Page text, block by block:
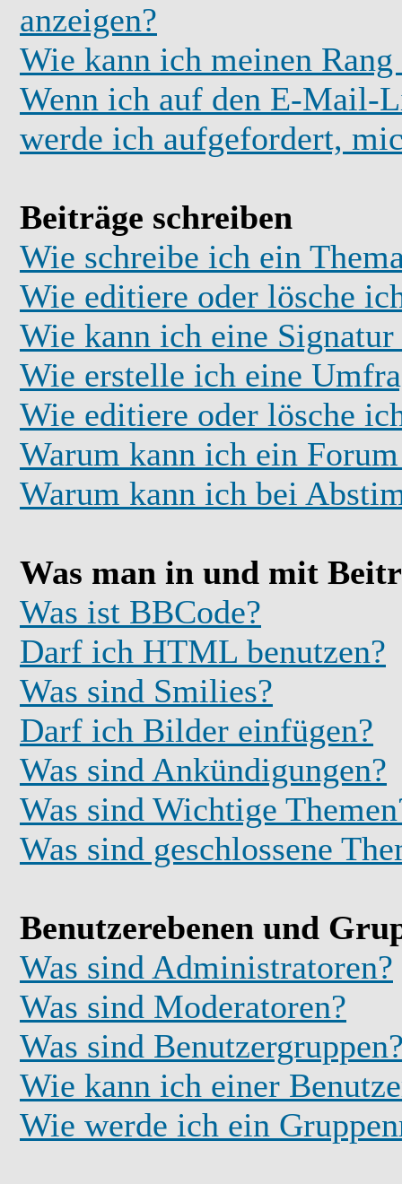
anzeigen?
Wie kann ich meinen Rang
Wenn ich auf den E-Mail-
werde ich aufgefordert,
Beiträge schreiben
Wie schreibe ich ein
Wie editiere oder lösche
Wie kann ich eine Signatur
Wie erstelle ich eine
Wie editiere oder lösche
Warum kann ich ein
Warum kann ich bei
Was man in und mit
Was ist BBCode?
Darf ich HTML benutzen?
Was sind Smilies?
Darf ich Bilder einfügen?
Was sind Ankündigungen?
Was sind Wichtige
Was sind geschlossene
Benutzerebenen und
Was sind Administratoren?
Was sind Moderatoren?
Was sind
Wie kann ich einer
Wie werde ich ein